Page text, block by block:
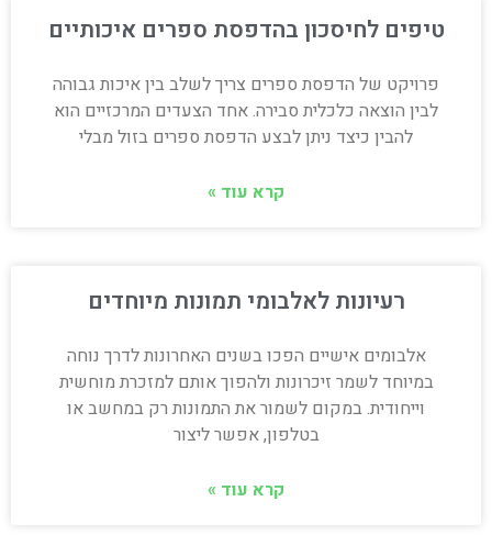
טיפים לחיסכון בהדפסת ספרים איכותיים
פרויקט של הדפסת ספרים צריך לשלב בין איכות גבוהה
לבין הוצאה כלכלית סבירה. אחד הצעדים המרכזיים הוא
להבין כיצד ניתן לבצע הדפסת ספרים בזול מבלי
קרא עוד »
רעיונות לאלבומי תמונות מיוחדים
אלבומים אישיים הפכו בשנים האחרונות לדרך נוחה
במיוחד לשמר זיכרונות ולהפוך אותם למזכרת מוחשית
וייחודית. במקום לשמור את התמונות רק במחשב או
בטלפון, אפשר ליצור
קרא עוד »